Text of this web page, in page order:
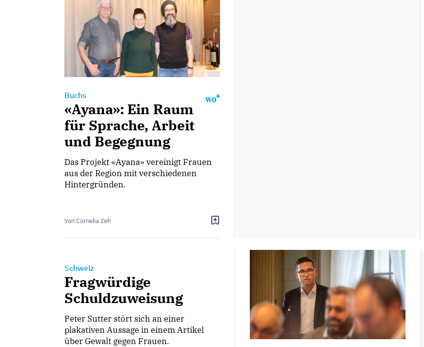
Buchs
«Ayana»: Ein Raum
für Sprache, Arbeit
und Begegnung
Das Projekt «Ayana» vereinigt Frauen
aus der Region mit verschiedenen
Hintergründen.
Von Cornelia Zeh
Schweiz
Fragwürdige
Schuldzuweisung
Peter Sutter stört sich an einer
plakativen Aussage in einem Artikel
über Gewalt gegen Frauen.